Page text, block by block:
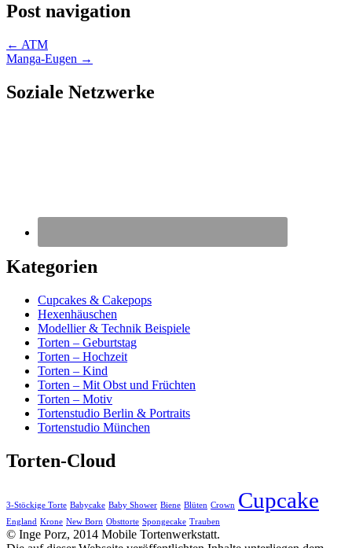
Post navigation
← ATM
Manga-Eugen →
Soziale Netzwerke
Kategorien
Cupcakes & Cakepops
Hexenhäuschen
Modellier & Technik Beispiele
Torten – Geburtstag
Torten – Hochzeit
Torten – Kind
Torten – Mit Obst und Früchten
Torten – Motiv
Tortenstudio Berlin & Portraits
Tortenstudio München
Torten-Cloud
3-Stöckige Torte Babycake Baby Shower Biene Blüten Crown Cupcake
England Krone New Born Obsttorte Spongecake Trauben
© Inge Porz, 2014 Mobile Tortenwerkstatt.